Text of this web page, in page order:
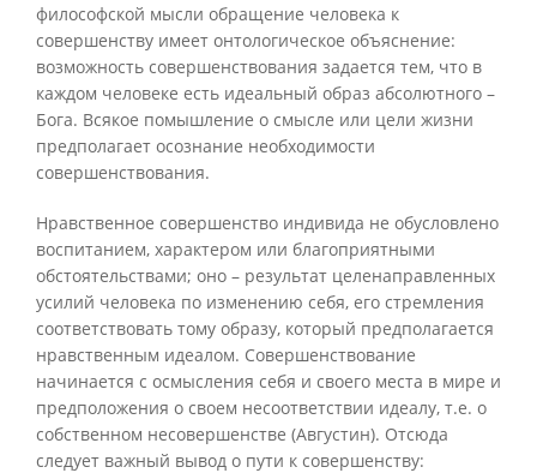
философской мысли обращение человека к
совершенству имеет онтологическое объяснение:
возможность совершенствования задается тем, что в
каждом человеке есть идеальный образ абсолютного –
Бога. Всякое помышление о смысле или цели жизни
предполагает осознание необходимости
совершенствования.
Нравственное совершенство индивида не обусловлено
воспитанием, характером или благоприятными
обстоятельствами; оно – результат целенаправленных
усилий человека по изменению себя, его стремления
соответствовать тому образу, который предполагается
нравственным идеалом. Совершенствование
начинается с осмысления себя и своего места в мире и
предположения о своем несоответствии идеалу, т.е. о
собственном несовершенстве (Августин). Отсюда
следует важный вывод о пути к совершенству: